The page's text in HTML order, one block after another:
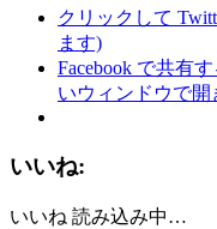
クリックして
ます)
Facebook で共有
いウィンドウで開
いいね:
いいね 読み込み中…